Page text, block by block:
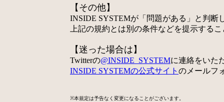
【その他】
INSIDE SYSTEMが「問題がある」と判断
上記の規約とは別の条件などを提示する
【迷った場合は】
Twitterの@INSIDE_SYSTEMに連絡をいた
INSIDE SYSTEMの公式サイト のメールフ
※本規定は予告なく変更になることがございます。